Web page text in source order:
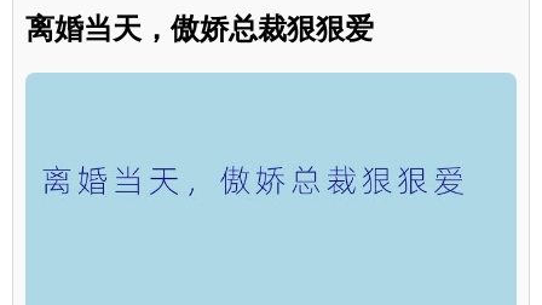
离婚当天，傲娇总裁狠狠爱